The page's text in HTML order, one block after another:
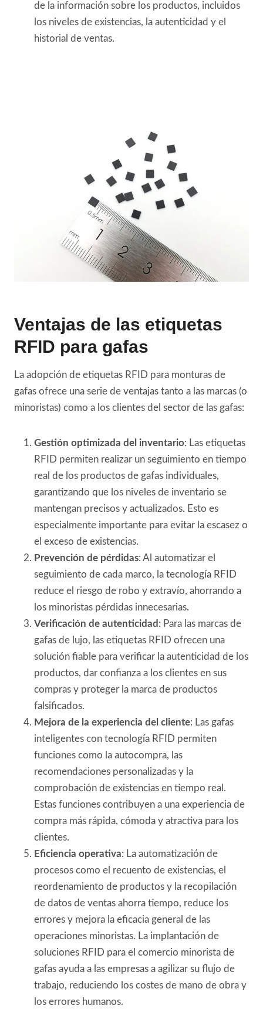
de la información sobre los productos, incluidos
los niveles de existencias, la autenticidad y el
historial de ventas.
Ventajas de las etiquetas
RFID para gafas
La adopción de etiquetas RFID para monturas de
gafas ofrece una serie de ventajas tanto a las marcas (o
minoristas) como a los clientes del sector de las gafas:
Gestión optimizada del inventario: Las etiquetas
RFID permiten realizar un seguimiento en tiempo
real de los productos de gafas individuales,
garantizando que los niveles de inventario se
mantengan precisos y actualizados. Esto es
especialmente importante para evitar la escasez o
el exceso de existencias.
Prevención de pérdidas: Al automatizar el
seguimiento de cada marco, la tecnología RFID
reduce el riesgo de robo y extravío, ahorrando a
los minoristas pérdidas innecesarias.
Verificación de autenticidad : Para las marcas de
gafas de lujo, las etiquetas RFID ofrecen una
solución fiable para verificar la autenticidad de los
productos, dar confianza a los clientes en sus
compras y proteger la marca de productos
falsificados.
Mejora de la experiencia del cliente: Las gafas
inteligentes con tecnología RFID permiten
funciones como la autocompra, las
recomendaciones personalizadas y la
comprobación de existencias en tiempo real.
Estas funciones contribuyen a una experiencia de
compra más rápida, cómoda y atractiva para los
clientes.
Eficiencia operativa: La automatización de
procesos como el recuento de existencias, el
reordenamiento de productos y la recopilación
de datos de ventas ahorra tiempo, reduce los
errores y mejora la eficacia general de las
operaciones minoristas. La implantación de
soluciones RFID para el comercio minorista de
gafas ayuda a las empresas a agilizar su flujo de
trabajo, reduciendo los costes de mano de obra y
los errores humanos.